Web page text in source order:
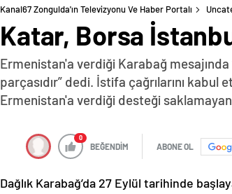
Kanal67 Zongulda'ın Televizyonu Ve Haber Portalı
Katar, Borsa
Ermenistan'a verdiği Karabağ
parçasıdır” dedi. İstifa çağrılarını
Ermenistan'a verdiği desteği
0
BEĞENDİM ABONE OL
Dağlık Karabağ’da 27 Eylül tarihinde